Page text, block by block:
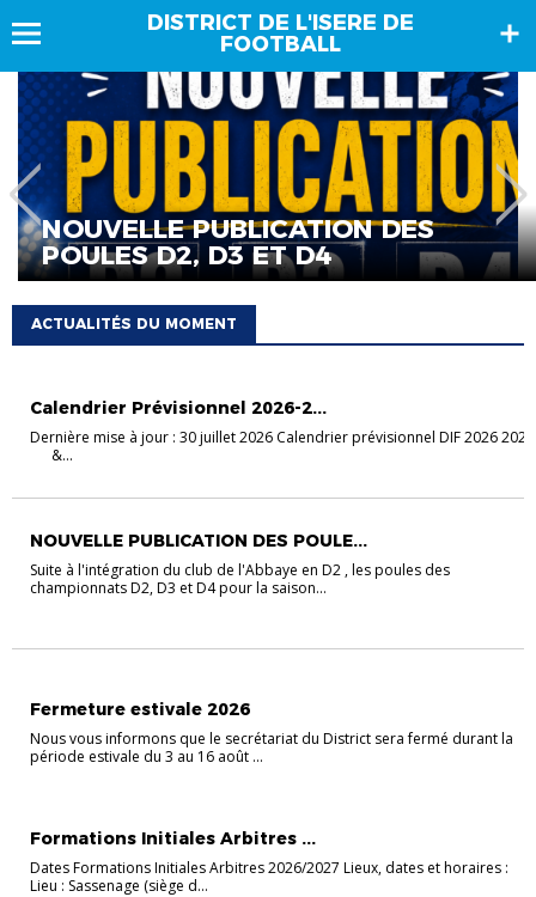
DISTRICT DE L'ISERE DE
FOOTBALL
NOUVELLE PUBLICATION DES
POULES D2, D3 ET D4
ACTUALITÉS DU MOMENT
Calendrier Prévisionnel 2026-2...
Dernière mise à jour : 30 juillet 2026 Calendrier prévisionnel DIF 2026
&...
NOUVELLE PUBLICATION DES POULE...
Suite à l'intégration du club de l'Abbaye en D2 , les poules des
championnats D2, D3 et D4 pour la saison...
Fermeture estivale 2026
Nous vous informons que le secrétariat du District sera fermé durant la
période estivale du 3 au 16 août ...
Formations Initiales Arbitres ...
Dates Formations Initiales Arbitres 2026/2027 Lieux, dates et horaires :
Lieu : Sassenage (siège d...